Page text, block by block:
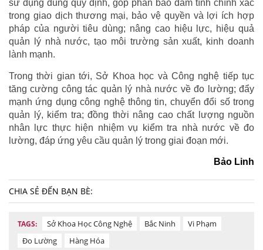
sử dụng đúng quy định, góp phần bảo đảm tính chính xác
trong giao dịch thương mại, bảo vệ quyền và lợi ích hợp
pháp của người tiêu dùng; nâng cao hiệu lực, hiệu quả
quản lý nhà nước, tạo môi trường sản xuất, kinh doanh
lành mạnh.
Trong thời gian tới, Sở Khoa học và Công nghệ tiếp tục
tăng cường công tác quản lý nhà nước về đo lường; đẩy
mạnh ứng dụng công nghệ thông tin, chuyển đổi số trong
quản lý, kiểm tra; đồng thời nâng cao chất lượng nguồn
nhân lực thực hiện nhiệm vụ kiểm tra nhà nước về đo
lường, đáp ứng yêu cầu quản lý trong giai đoạn mới.
Bảo Linh
CHIA SẺ ĐẾN BẠN BÈ:
TAGS: Sở Khoa Học Công Nghệ Bắc Ninh
Vi Phạm
Đo Lường
Hàng Hóa